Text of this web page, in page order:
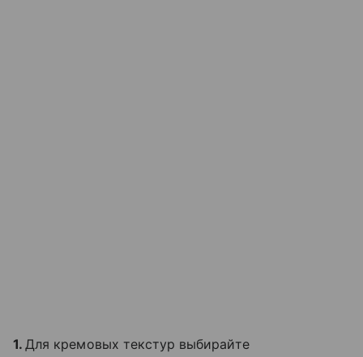
1. Для кремовых текстур выбирайте